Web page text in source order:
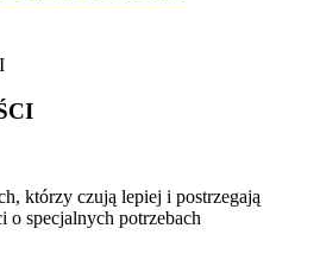
którzy czują lepiej i postrzegają
o specjalnych potrzebach